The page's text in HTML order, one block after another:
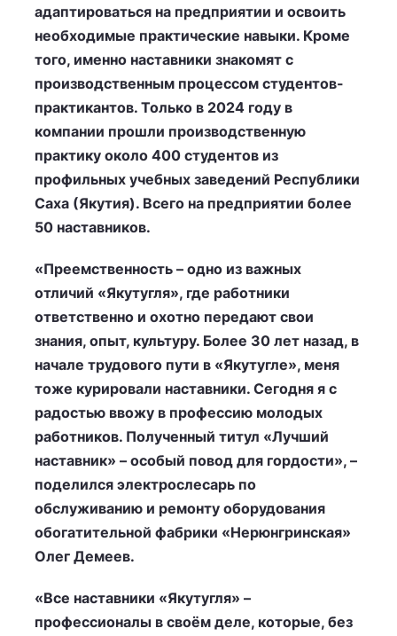
адаптироваться на предприятии и освоить
необходимые практические навыки. Кроме
того, именно наставники знакомят с
производственным процессом студентов-
практикантов. Только в 2024 году в
компании прошли производственную
практику около 400 студентов из
профильных учебных заведений Республики
Саха (Якутия). Всего на предприятии более
50 наставников.
«Преемственность – одно из важных
отличий «Якутугля», где работники
ответственно и охотно передают свои
знания, опыт, культуру. Более 30 лет назад, в
начале трудового пути в «Якутугле», меня
тоже курировали наставники. Сегодня я с
радостью ввожу в профессию молодых
работников. Полученный титул «Лучший
наставник» – особый повод для гордости», –
поделился электрослесарь по
обслуживанию и ремонту оборудования
обогатительной фабрики «Нерюнгринская»
Олег Демеев.
«Все наставники «Якутугля» –
профессионалы в своём деле, которые, без